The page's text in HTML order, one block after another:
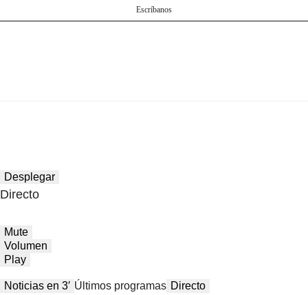
Escríbanos
Desplegar
Directo
Mute
Volumen
Play
Noticias en 3′ Últimos programas Directo